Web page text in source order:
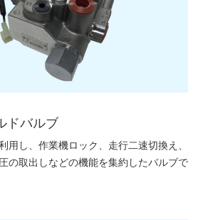
ドバルブ
用し、作業機ロック、走行二速切換え、
の取出しなどの機能を集約したバルブで